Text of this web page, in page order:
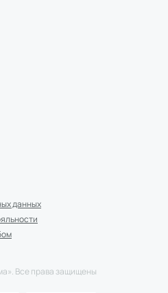
данных
Все права защищены